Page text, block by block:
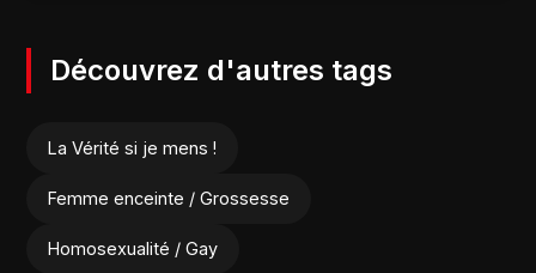
Découvrez d'autres tags
La Vérité si je mens !
Femme enceinte / Grossesse
Homosexualité / Gay